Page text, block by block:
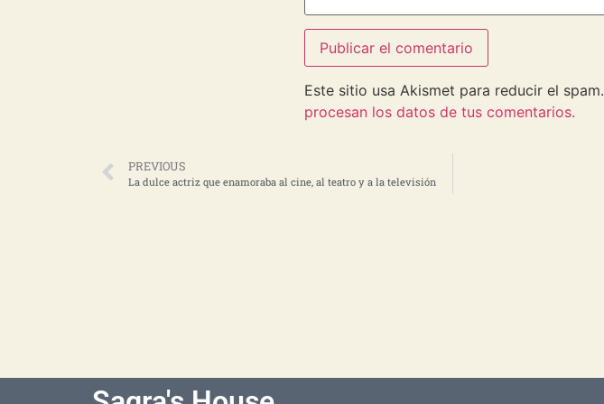
Este sitio usa Akismet para reducir el spam.
procesan los datos de tus comentarios.
PREVIOUS
La dulce actriz que enamoraba al cine, al teatro y a la televisión